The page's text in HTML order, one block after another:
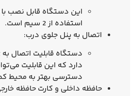
استفاده از 2 سیم است.
اتصال به پنل جلوی درب:
دارد که این قابلیت
دسترسی بهتر به محیط
حافظه داخلی و کارت حافظه